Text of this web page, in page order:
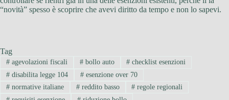
“novità” spesso è scoprire che avevi diritto da tempo e non lo sapevi.
Tag
#agevolazioni fiscali #bollo auto # checklist esenzioni
#disabilita legge 104 #esenzione over 70
#normative italiane #reddito basso # regole regionali